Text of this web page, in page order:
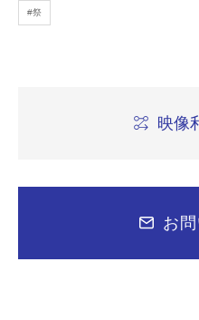
#祭
映像
お